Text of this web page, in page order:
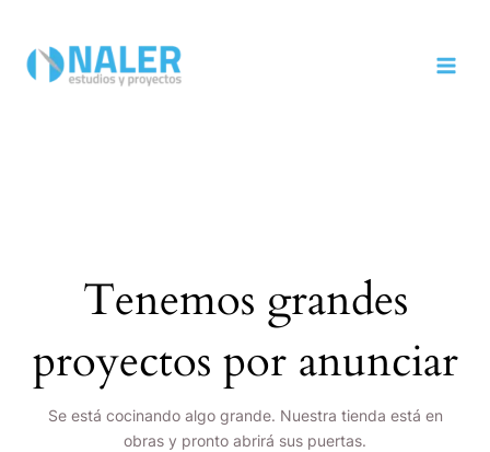
contenido
Tenemos grandes
proyectos por anunciar
Se está cocinando algo grande. Nuestra tienda está en
obras y pronto abrirá sus puertas.